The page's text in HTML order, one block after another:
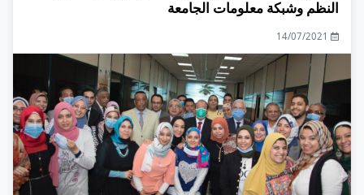
النظم وشبكة معلومات الجامعة
14/07/2021